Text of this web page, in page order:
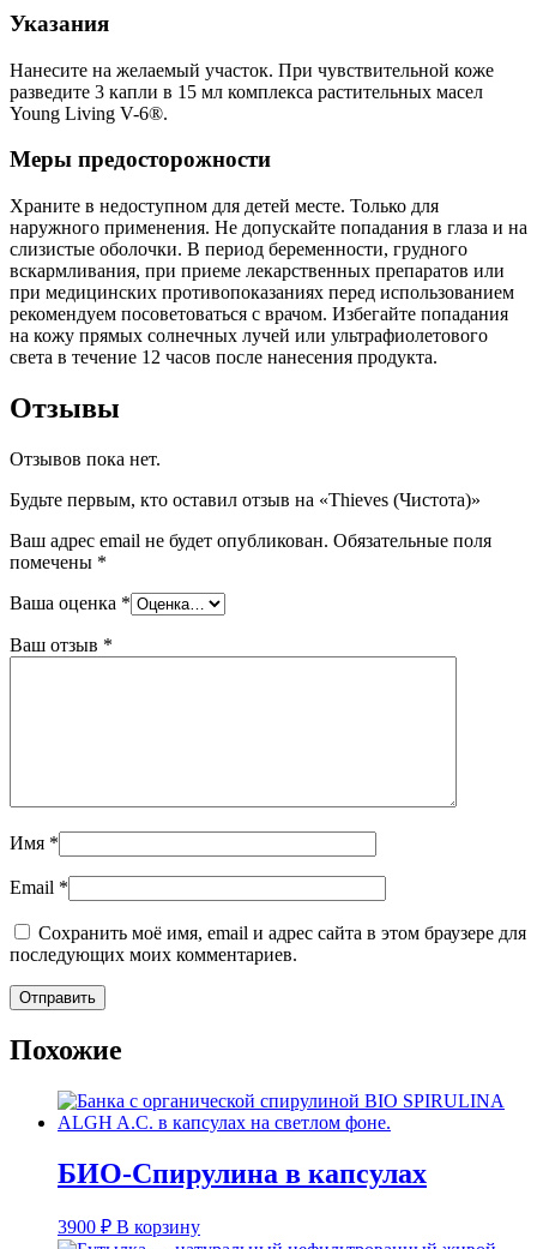
Указания
Нанесите на желаемый участок. При чувствительной коже
разведите 3 капли в 15 мл комплекса растительных масел
Young Living V-6®.
Меры предосторожности
Храните в недоступном для детей месте. Только для
наружного применения. Не допускайте попадания в глаза и на
слизистые оболочки. В период беременности, грудного
вскармливания, при приеме лекарственных препаратов или
при медицинских противопоказаниях перед использованием
рекомендуем посоветоваться с врачом. Избегайте попадания
на кожу прямых солнечных лучей или ультрафиолетового
света в течение 12 часов после нанесения продукта.
Отзывы
Отзывов пока нет.
Будьте первым, кто оставил отзыв на «Thieves (Чистота)»
Ваш адрес email не будет опубликован. Обязательные поля
помечены *
Ваша оценка *
Ваш отзыв *
Имя *
Email *
Сохранить моё имя, email и адрес сайта в этом браузере для
последующих моих комментариев.
Похожие
БИО-Спирулина в капсулах
3900 ₽ В корзину